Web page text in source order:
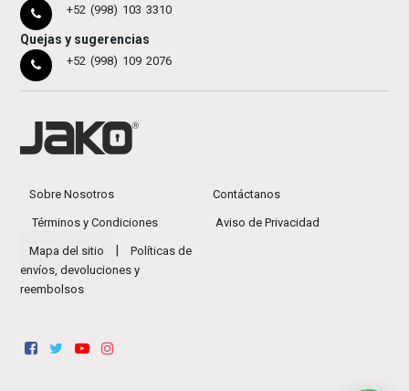
+52 (998) 103 3310
Quejas y sugerencias
+52 (998) 109 2076
Sobre Nosotros Contáctanos
Términos y Condiciones Aviso de Privacidad
Mapa del sitio
Políticas de
envíos, devoluciones y
reembolsos